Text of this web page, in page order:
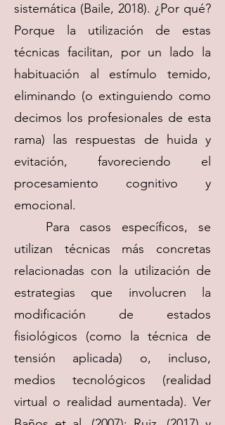
sistemática (Baile, 2018). ¿Por qué?
Porque la utilización de estas
técnicas facilitan, por un lado la
habituación al estímulo temido,
eliminando (o extinguiendo como
decimos los profesionales de esta
rama) las respuestas de huida y
evitación, favoreciendo el
procesamiento cognitivo y
emocional.
Para casos específicos, se
utilizan técnicas más concretas
relacionadas con la utilización de
estrategias que involucren la
modificación de estados
fisiológicos (como la técnica de
tensión aplicada) o, incluso,
medios tecnológicos (realidad
virtual o realidad aumentada). Ver